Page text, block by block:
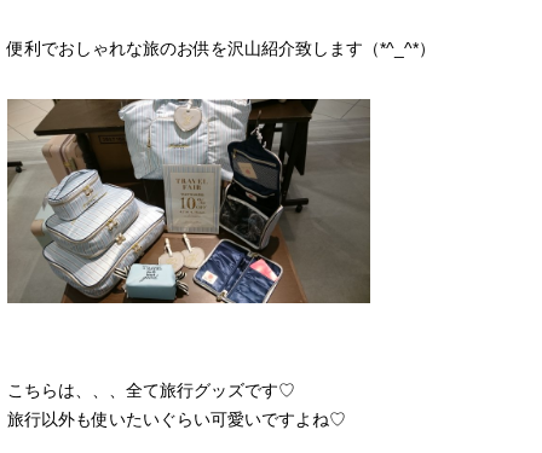
便利でおしゃれな旅のお供を沢山紹介致します（*^_^*）
こちらは、、、全て旅行グッズです♡
旅行以外も使いたいぐらい可愛いですよね♡